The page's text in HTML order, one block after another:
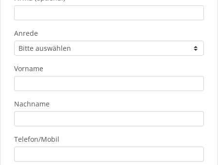
Anrede
Vorname
Nachname
Telefon/Mobil